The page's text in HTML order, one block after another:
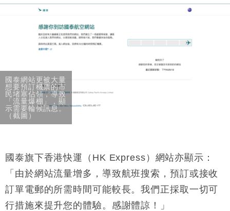
財經｜SA售股自救後再出手 斥4億美元押注未上市公
財經｜精星香港夥菜鳥拓全球智慧倉儲市場 加快海外
市場落地
國泰網站更被大量
想要預訂機票的市
民堵塞佔領，導致
「流量爆棚」，顯
示需要輪候訊息。
（截圖）
國泰旗下香港快運（HK Express）網站亦顯示：
「由於網站流量增多，導致航班搜索，預訂或接收
訂單電郵的所需時間可能較長。我們正採取一切可
行措施來提升您的體驗。感謝體諒！」